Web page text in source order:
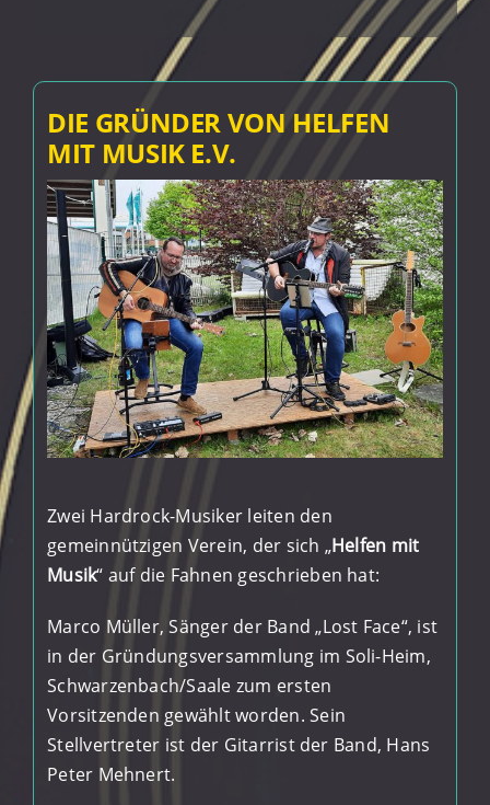
DIE GRÜNDER VON HELFEN
MIT MUSIK E.V.
Zwei Hardrock-Musiker leiten den
gemeinnützigen Verein, der sich „Helfen mit
Musik“ auf die Fahnen geschrieben hat:
Marco Müller, Sänger der Band „Lost Face“, ist
in der Gründungsversammlung im Soli-Heim,
Schwarzenbach/Saale zum ersten
Vorsitzenden gewählt worden. Sein
Stellvertreter ist der Gitarrist der Band, Hans
Peter Mehnert.